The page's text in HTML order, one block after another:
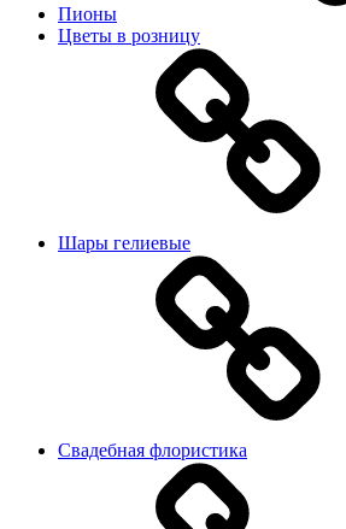
Пионы
Цветы в розницу
Шары гелиевые
Свадебная флористика